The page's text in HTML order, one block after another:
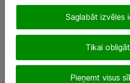
eShop@atea.lv
Sekojiet mums
Tikai
Pieņemt visus
Saglabāt izvēles